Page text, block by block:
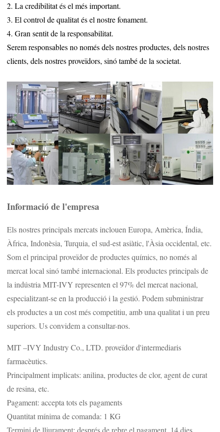
2. La credibilitat és el més important.
3. El control de qualitat és el nostre fonament.
4. Gran sentit de la responsabilitat.
Serem responsables no només dels nostres productes, dels nostres
clients, dels nostres proveïdors, sinó també de la societat.
Informació de l'empresa
Els nostres principals mercats inclouen Europa, Amèrica, Índia,
Àfrica, Indonèsia, Turquia, el sud-est asiàtic, l'Àsia occidental, etc.
Som el principal proveïdor de productes químics, no només al
mercat local sinó també internacional. Els productes principals de
la indústria MIT-IVY representen el 97% del mercat nacional,
especialitzant-se en la producció i la gestió. Podem subministrar
els productes a un cost més competitiu, amb una qualitat i un preu
superiors. Us convidem a consultar-nos.
MIT –IVY Industry Co., LTD. proveïdor d'intermediaris
farmacèutics.
Principalment implicats: anilina, productes de clor, agent de curat
de resina, etc.
Pagament: accepta tots els pagaments
Quantitat mínima de comanda: 1 KG
Termini de lliurament: després de rebre el pagament, 14 dies